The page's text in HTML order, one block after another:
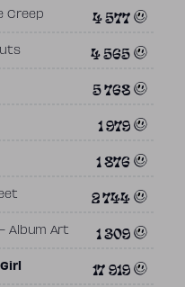
Creep 4 577
4 565
5 768
1 979
1 876
2 744
Album Art 1 309
17 919